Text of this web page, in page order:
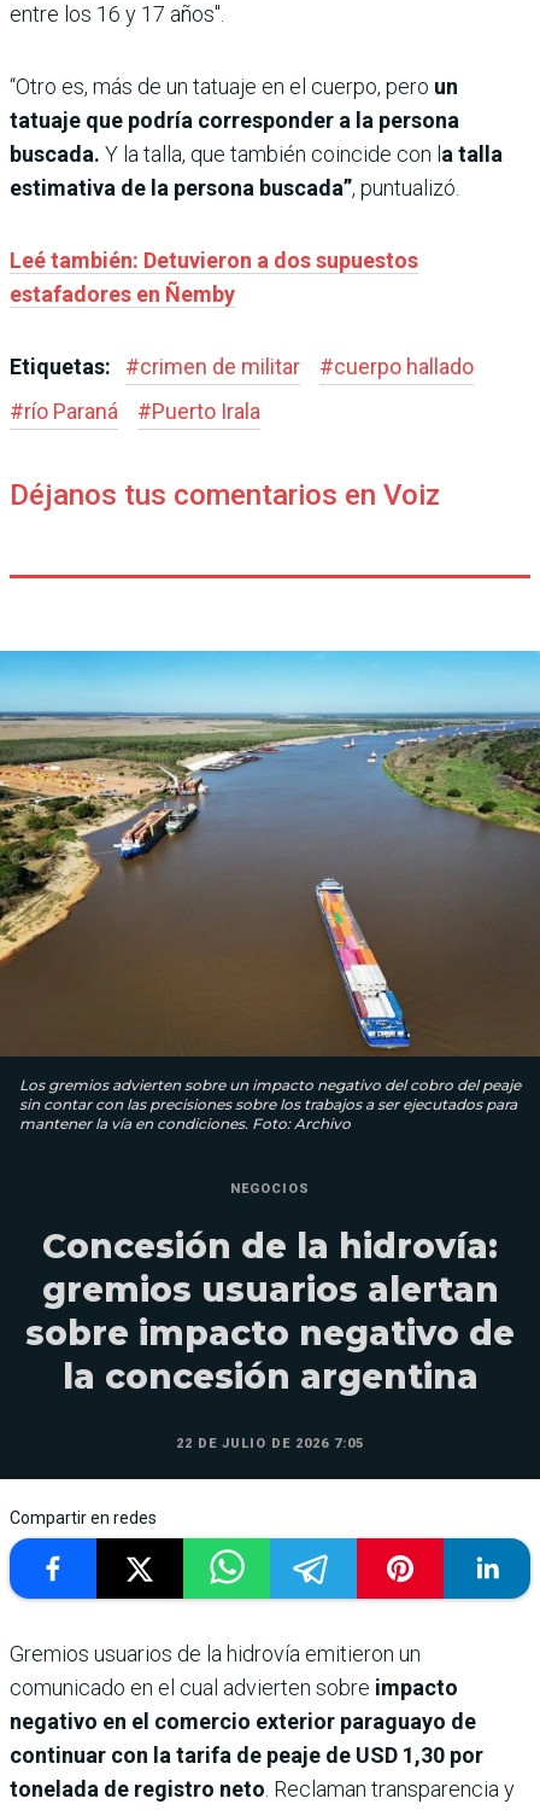
entre los 16 y 17 años".
“Otro es, más de un tatuaje en el cuerpo, pero un
tatuaje que podría corresponder a la persona
buscada. Y la talla, que también coincide con l a talla
estimativa de la persona buscada”, puntualizó.
Leé también: Detuvieron a dos supuestos
estafadores en Ñemby
Etiquetas: #crimen de militar #cuerpo hallado
#río Paraná #Puerto Irala
Déjanos tus comentarios en Voiz
Los gremios advierten sobre un impacto negativo del cobro del peaje
sin contar con las precisiones sobre los trabajos a ser ejecutados para
mantener la vía en condiciones. Foto: Archivo
NEGOCIOS
Concesión de la hidrovía:
gremios usuarios alertan
sobre impacto negativo de
la concesión argentina
22 DE JULIO DE 2026 7:05
Compartir en redes
Gremios usuarios de la hidrovía emitieron un
comunicado en el cual advierten sobre impacto
negativo en el comercio exterior paraguayo de
continuar con la tarifa de peaje de USD 1,30 por
tonelada de registro neto . Reclaman transparencia y